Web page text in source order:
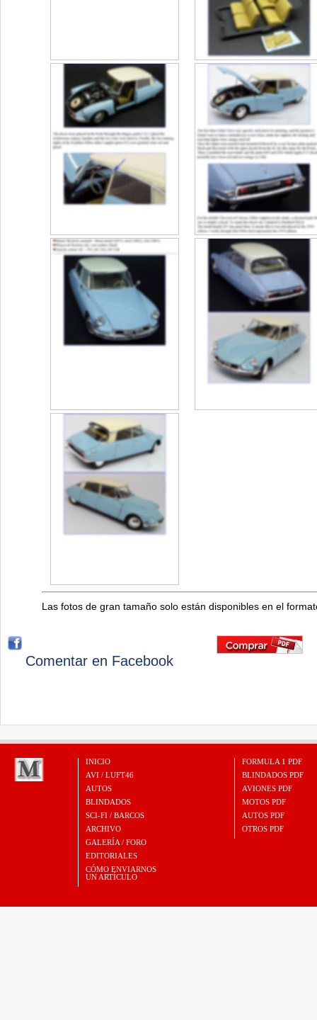
Las fotos de gran tamaño solo están disponibles en el
Comentar en Facebook
INICIO
AVI / LUFT46
AUTOS
BLINDADOS
SCI-FI / BARCOS
ARCHIVO
GALERÍA / FORO
EDITORIALES
CÓMO ENVIARNOS
UN ARTÍCULO
FORMULA 1 PDF
BLINDADOS PDF
AVIONES PDF
MOTOS PDF
AUTOS PDF
OTROS PDF